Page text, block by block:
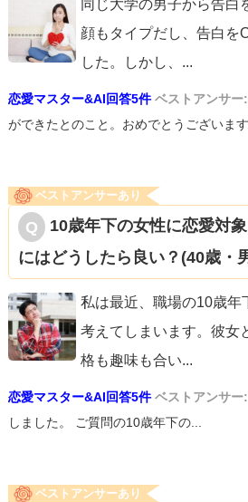
同じ大学の男子から告白
顔もタイプだし、告白を
した。しかし、 ...
恋愛マスター&AI回答5件 ベストアンサー:
ができたとのこと。おめでとうございま
ベストアンサーあり
10歳年下の女性に恋愛対
にはどうしたら良い？(40歳・
私は最近、職場の10歳年
考えてしまいます。彼女
格も趣味も合い...
恋愛マスター&AI回答5件 ベストアンサー:
しました。 ご質問の10歳年下の...
ベストアンサーあり